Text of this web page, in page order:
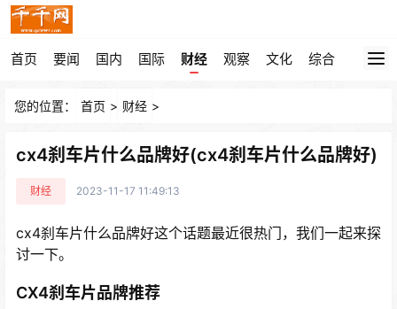
首页 要闻 国内 国际 财经 观察 文化 综合
您的位置： 首页 > 财经 >
cx4刹车片什么品牌好(cx4刹车片什么品牌好)
财经 2023-11-17 11:49:13
cx4刹车片什么品牌好这个话题最近很热门，我们一起来探
讨一下。
CX4刹车片品牌推荐